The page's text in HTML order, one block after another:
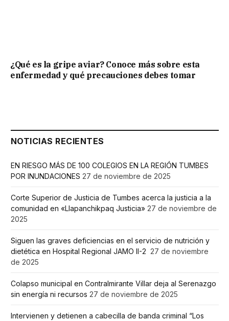
¿Qué es la gripe aviar? Conoce más sobre esta
enfermedad y qué precauciones debes tomar
NOTICIAS RECIENTES
EN RIESGO MÁS DE 100 COLEGIOS EN LA REGIÓN TUMBES
POR INUNDACIONES 27 de noviembre de 2025
Corte Superior de Justicia de Tumbes acerca la justicia a la
comunidad en «Llapanchikpaq Justicia» 27 de noviembre de
2025
Siguen las graves deficiencias en el servicio de nutrición y
dietética en Hospital Regional JAMO II-2 27 de noviembre
de 2025
Colapso municipal en Contralmirante Villar deja al Serenazgo
sin energía ni recursos 27 de noviembre de 2025
Intervienen y detienen a cabecilla de banda criminal “Los